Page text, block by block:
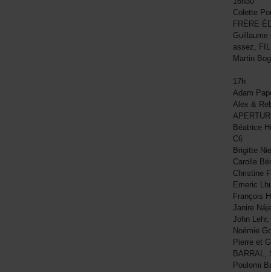
Colette
FRÈRE
Guillaume
assez,
Martin
17h
Adam
Alex &
Béatrice
C6
Brigitte
Carolle
Christine
Emeric
François
Janire
John
Noémie
Pierre et
BARRAL,
Poulomi